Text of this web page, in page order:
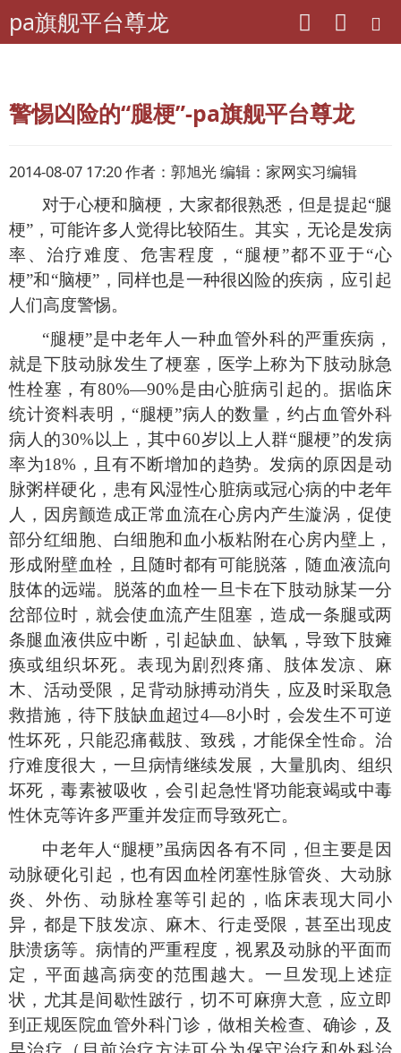
pa旗舰平台尊龙
pa旗舰平台尊龙 老年期刊联盟
警惕凶险的“腿梗”-pa旗舰平台尊龙
2014-08-07 17:20 作者：郭旭光 编辑：家网实习编辑
对于心梗和脑梗，大家都很熟悉，但是提起“腿
梗” ，可能许多人觉得比较陌生。其实，无论是发病
率、治疗难度、危害程度， “腿梗”都不亚于“心
梗”和“脑梗” ，同样也是一种很凶险的疾病，应引起
人们高度警惕。
“腿梗”是中老年人一种血管外科的严重疾病，
就是下肢动脉发生了梗塞，医学上称为下肢动脉急
性栓塞，有80%—90%是由心脏病引起的。据临床
统计资料表明， “腿梗”病人的数量，约占血管外科
病人的30%以上，其中60岁以上人群“腿梗”的发病
率为18% ，且有不断增加的趋势。发病的原因是动
脉粥样硬化，患有风湿性心脏病或冠心病的中老年
人，因房颤造成正常血流在心房内产生漩涡，促使
部分红细胞、白细胞和血小板粘附在心房内壁上，
形成附壁血栓，且随时都有可能脱落，随血液流向
肢体的远端。脱落的血栓一旦卡在下肢动脉某一分
岔部位时，就会使血流产生阻塞，造成一条腿或两
条腿血液供应中断，引起缺血、缺氧，导致下肢瘫
痪或组织坏死。表现为剧烈疼痛、肢体发凉、麻
木、活动受限，足背动脉搏动消失，应及时采取急
救措施，待下肢缺血超过4—8小时，会发生不可逆
性坏死，只能忍痛截肢、致残，才能保全性命。治
疗难度很大，一旦病情继续发展，大量肌肉、组织
坏死，毒素被吸收，会引起急性肾功能衰竭或中毒
性休克等许多严重并发症而导致死亡。
中老年人 “腿梗”虽病因各有不同，但主要是因
动脉硬化引起，也有因血栓闭塞性脉管炎、大动脉
炎、外伤、动脉栓塞等引起的，临床表现大同小
异，都是下肢发凉、麻木、行走受限，甚至出现皮
肤溃疡等。病情的严重程度，视累及动脉的平面而
定，平面越高病变的范围越大。一旦发现上述症
状，尤其是间歇性跛行，切不可麻痹大意，应立即
到正规医院血管外科门诊，做相关检查、确诊，及